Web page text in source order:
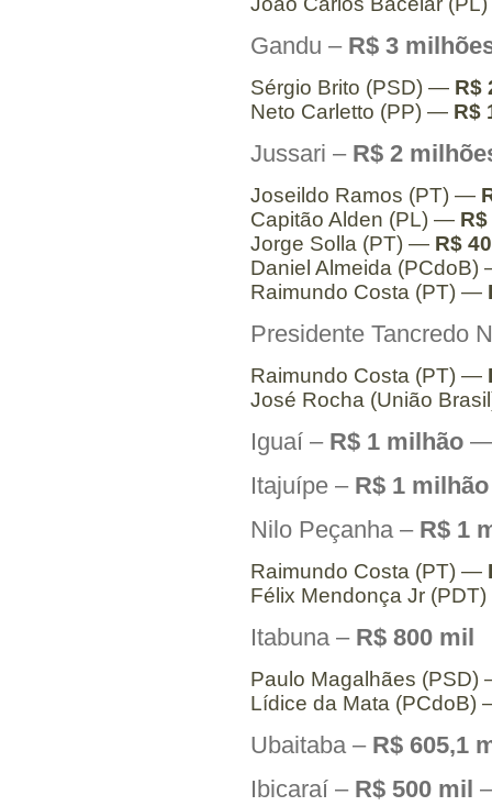
Gandu – R$ 3
Sérgio Brito (PSD) — R$
Neto Carletto (PP) — R$
Jussari – R$ 2
Joseildo Ramos (PT) —
Capitão Alden (PL) —
Jorge Solla (PT) — R$
Daniel Almeida
Raimundo Costa (PT) —
Presidente Tancredo
Raimundo Costa (PT) —
José Rocha (União
Iguaí – R$ 1 milhão —
Itajuípe – R$ 1 milhão
Nilo Peçanha – R$ 1
Raimundo Costa (PT) —
Félix Mendonça Jr
Itabuna – R$ 800 mil
Paulo Magalhães
Lídice da Mata
Ubaitaba – R$ 605,1
Ibicaraí – R$ 500 mil